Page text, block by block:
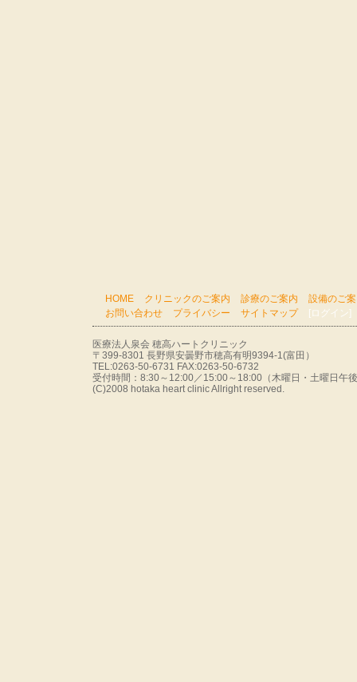
HOME クリニックのご案内 診療のご案内
設備のご
お問い合わせ
プライバシー サイトマップ [ログイン]
医療法人泉会 穂高ハートクリニック
〒399-8301 長野県安曇野市穂高有明9394-1(富田）
TEL:0263-50-6731 FAX:0263-50-6732
受付時間：8:30～12:00／15:00～18:00（木曜日・土曜日午
(C)2008 hotaka heart clinic Allright reserved.